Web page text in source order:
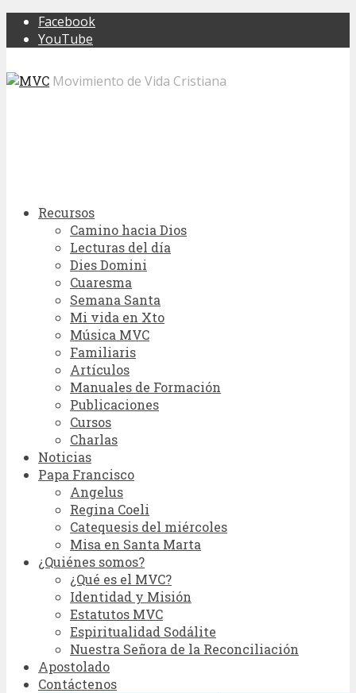
Facebook
YouTube
Movimiento de Vida Cristiana
Recursos
Camino hacia Dios
Lecturas del día
Dies Domini
Cuaresma
Semana Santa
Mi vida en Xto
Música MVC
Familiaris
Artículos
Manuales de Formación
Publicaciones
Cursos
Charlas
Noticias
Papa Francisco
Angelus
Regina Coeli
Catequesis del miércoles
Misa en Santa Marta
¿Quiénes somos?
¿Qué es el MVC?
Identidad y Misión
Estatutos MVC
Espiritualidad Sodálite
Nuestra Señora de la Reconciliación
Apostolado
Contáctenos